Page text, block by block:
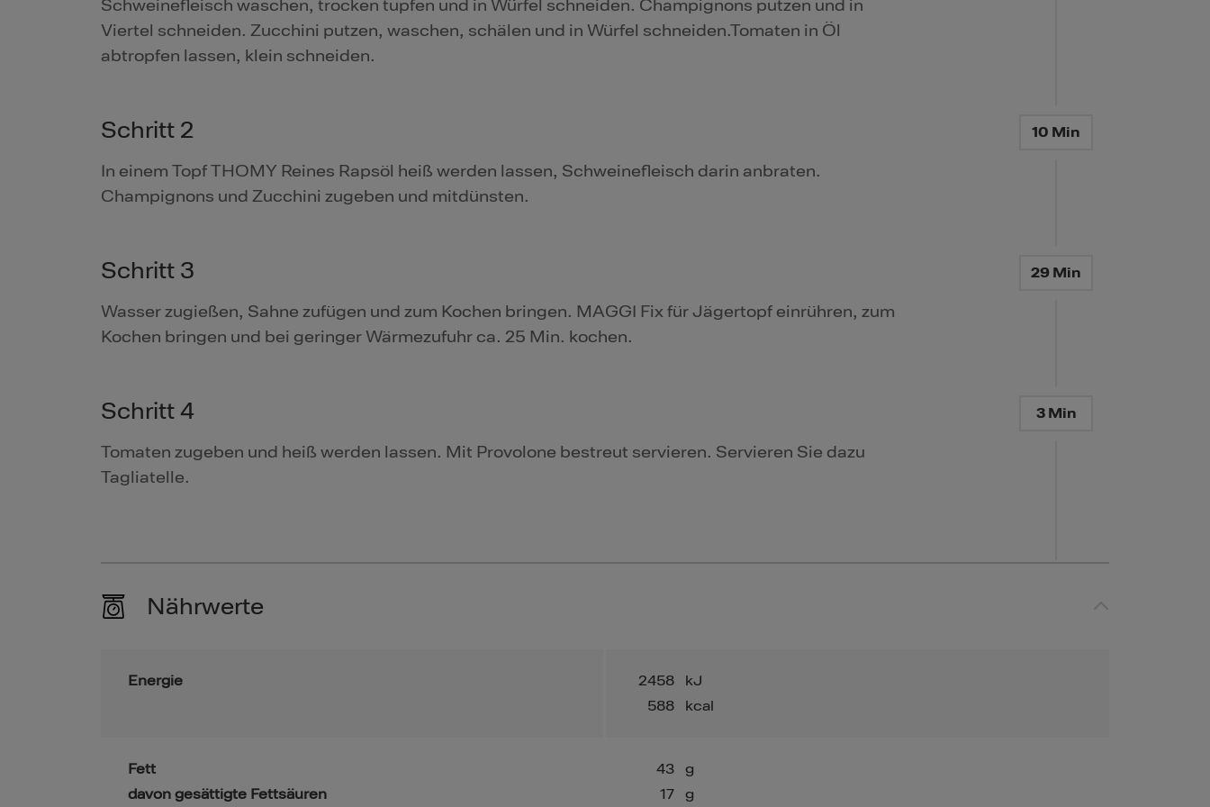
Schweinefleisch waschen, trocken tupfen und in Würfel schneiden. Champignons putzen und in
Viertel schneiden. Zucchini putzen, waschen, schälen und in Würfel schneiden.Tomaten in Öl
abtropfen lassen, klein schneiden.
Schritt 2 10 Min
In einem Topf THOMY Reines Rapsöl heiß werden lassen, Schweinefleisch darin anbraten.
Champignons und Zucchini zugeben und mitdünsten.
Schritt 3 29 Min
Wasser zugießen, Sahne zufügen und zum Kochen bringen. MAGGI Fix für Jägertopf einrühren, zum
Kochen bringen und bei geringer Wärmezufuhr ca. 25 Min. kochen.
Schritt 4 3 Min
Tomaten zugeben und heiß werden lassen. Mit Provolone bestreut servieren. Servieren Sie dazu
Tagliatelle.
Nährwerte
Energie 2458
kJ
588
kcal
Fett
davon gesättigte Fettsäuren
43
g
17
g